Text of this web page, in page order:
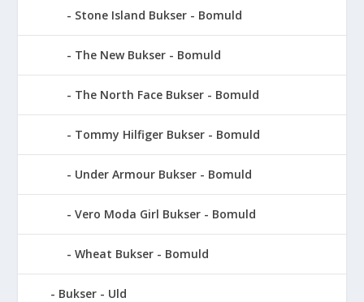
Stone Island Bukser - Bomuld
The New Bukser - Bomuld
The North Face Bukser - Bomuld
Tommy Hilfiger Bukser - Bomuld
Under Armour Bukser - Bomuld
Vero Moda Girl Bukser - Bomuld
Wheat Bukser - Bomuld
Bukser - Uld